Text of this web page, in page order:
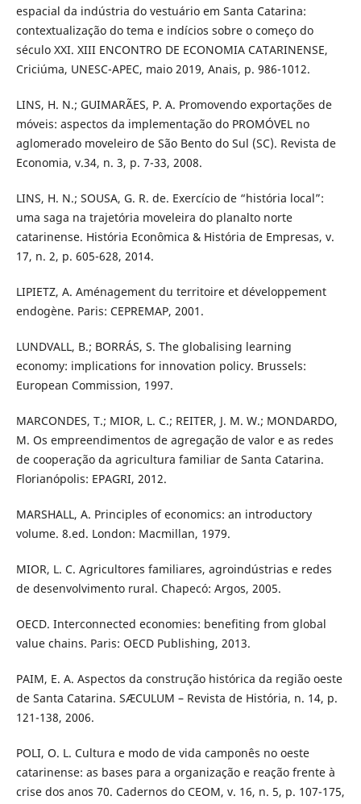
espacial da indústria do vestuário em Santa Catarina:
contextualização do tema e indícios sobre o começo do
século XXI. XIII ENCONTRO DE ECONOMIA CATARINENSE,
Criciúma, UNESC-APEC, maio 2019, Anais, p. 986-1012.
LINS, H. N.; GUIMARÃES, P. A. Promovendo exportações de
móveis: aspectos da implementação do PROMÓVEL no
aglomerado moveleiro de São Bento do Sul (SC). Revista de
Economia, v.34, n. 3, p. 7-33, 2008.
LINS, H. N.; SOUSA, G. R. de. Exercício de “história local”:
uma saga na trajetória moveleira do planalto norte
catarinense. História Econômica & História de Empresas, v.
17, n. 2, p. 605-628, 2014.
LIPIETZ, A. Aménagement du territoire et développement
endogène. Paris: CEPREMAP, 2001.
LUNDVALL, B.; BORRÁS, S. The globalising learning
economy: implications for innovation policy. Brussels:
European Commission, 1997.
MARCONDES, T.; MIOR, L. C.; REITER, J. M. W.; MONDARDO,
M. Os empreendimentos de agregação de valor e as redes
de cooperação da agricultura familiar de Santa Catarina.
Florianópolis: EPAGRI, 2012.
MARSHALL, A. Principles of economics: an introductory
volume. 8.ed. London: Macmillan, 1979.
MIOR, L. C. Agricultores familiares, agroindústrias e redes
de desenvolvimento rural. Chapecó: Argos, 2005.
OECD. Interconnected economies: benefiting from global
value chains. Paris: OECD Publishing, 2013.
PAIM, E. A. Aspectos da construção histórica da região oeste
de Santa Catarina. SÆCULUM – Revista de História, n. 14, p.
121-138, 2006.
POLI, O. L. Cultura e modo de vida camponês no oeste
catarinense: as bases para a organização e reação frente à
crise dos anos 70. Cadernos do CEOM, v. 16, n. 5, p. 107-175,